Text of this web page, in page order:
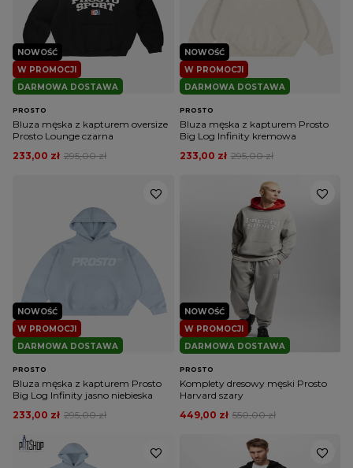
W PROMOCJI
NOWOŚĆ
DARMOWA DOSTAWA
PROSTO
Bluza męska z kapturem oversize
Prosto Lounge czarna
295,00 zł
233,00 zł
W PROMOCJI
NOWOŚĆ
DARMOWA DOSTAWA
PROSTO
Bluza męska z kapturem Prosto
Big Log Infinity kremowa
295,00 zł
233,00 zł
W PROMOCJI
NOWOŚĆ
DARMOWA DOSTAWA
PROSTO
Bluza męska z kapturem Prosto
Big Log Infinity jasno niebieska
295,00 zł
233,00 zł
W PROMOCJI
NOWOŚĆ
DARMOWA DOSTAWA
PROSTO
Komplety dresowy męski Prosto
Harvard szary
550,00 zł
449,00 zł